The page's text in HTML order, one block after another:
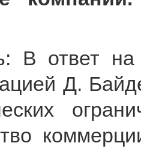
В ответ на
Д.